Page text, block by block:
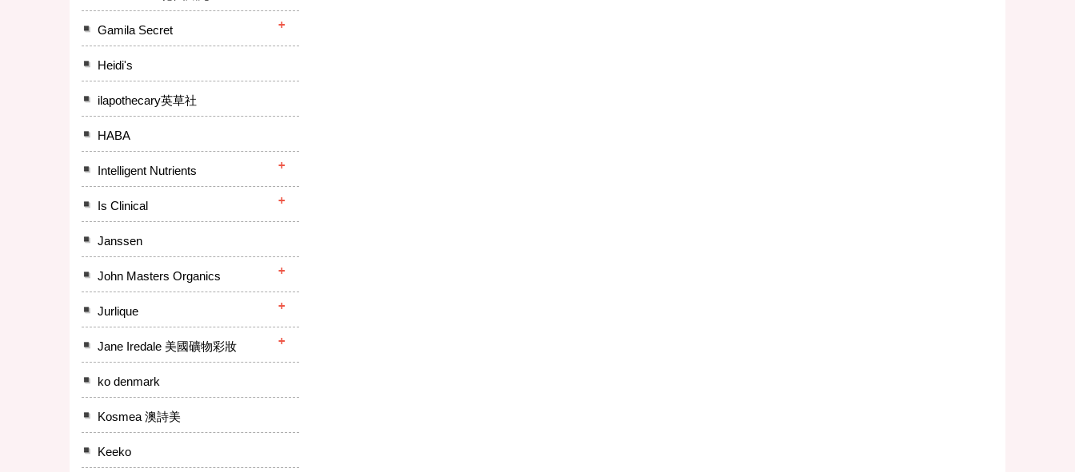
Gamila Secret
Heidi's
ilapothecary英草社
HABA
Intelligent Nutrients
Is Clinical
Janssen
John Masters Organics
Jurlique
Jane Iredale 美國礦物彩妝
ko denmark
Kosmea 澳詩美
Keeko